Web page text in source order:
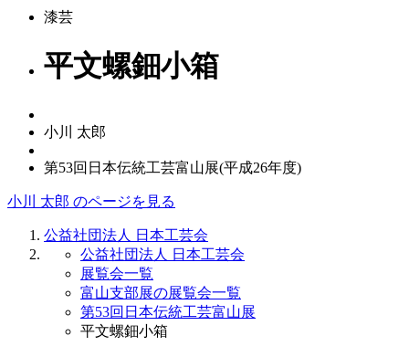
漆芸
平文螺鈿小箱
小川 太郎
第53回日本伝統工芸富山展(平成26年度)
小川 太郎 のページを見る
公益社団法人 日本工芸会
公益社団法人 日本工芸会
展覧会一覧
富山支部展の展覧会一覧
第53回日本伝統工芸富山展
平文螺鈿小箱